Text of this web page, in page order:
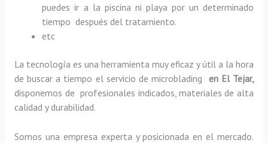
puedes ir a la piscina ni playa por un determinado
tiempo después del tratamiento.
etc
La tecnología es una herramienta muy eficaz y útil a la hora
de buscar a tiempo el servicio de microblading en El Tejar,
disponemos de profesionales indicados, materiales de alta
calidad y durabilidad.
Somos una empresa experta y posicionada en el mercado.